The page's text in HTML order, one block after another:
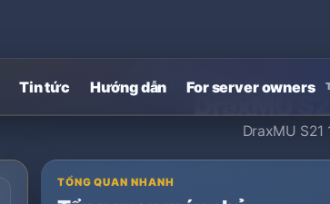
Tin tức Hướng dẫn For server owners
Trang chủ›Máy chủ riêng
DraxMU
DraxMU S21
TỔNG QUAN NHANH